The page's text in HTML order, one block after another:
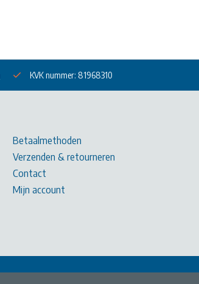
KVK nummer: 81968310
Betaalmethoden
Verzenden & retourneren
Contact
Mijn account